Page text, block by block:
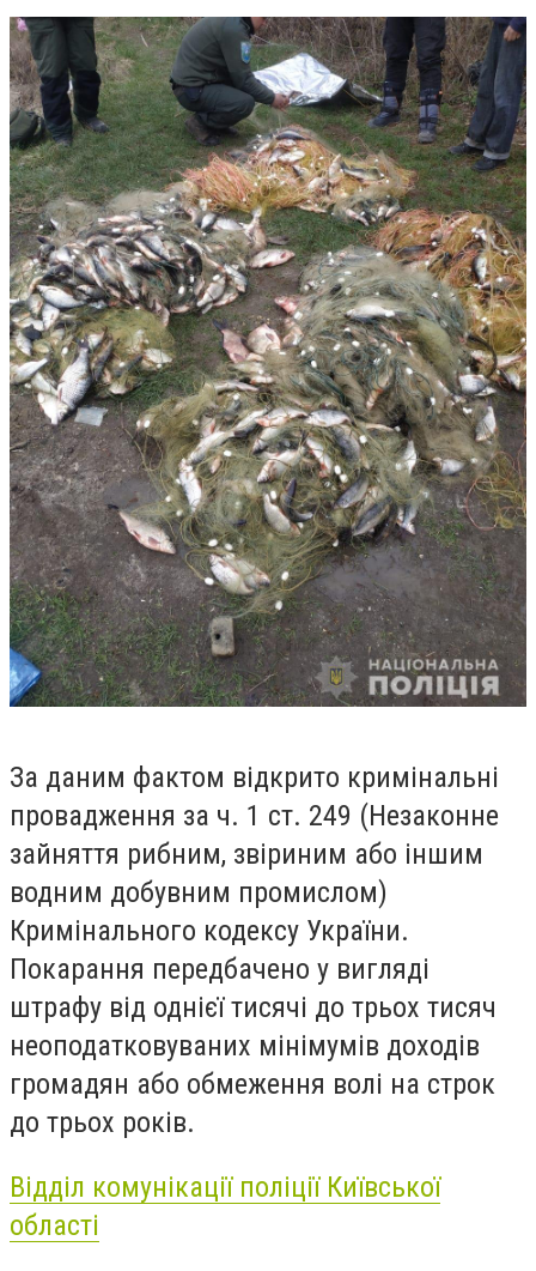
За даним фактом відкрито кримінальні
провадження за ч. 1 ст. 249 (Незаконне
зайняття рибним, звіриним або іншим
водним добувним промислом)
Кримінального кодексу України.
Покарання передбачено у вигляді
штрафу від однієї тисячі до трьох тисяч
неоподатковуваних мінімумів доходів
громадян або обмеження волі на строк
до трьох років.
Відділ комунікації поліції Київської
області